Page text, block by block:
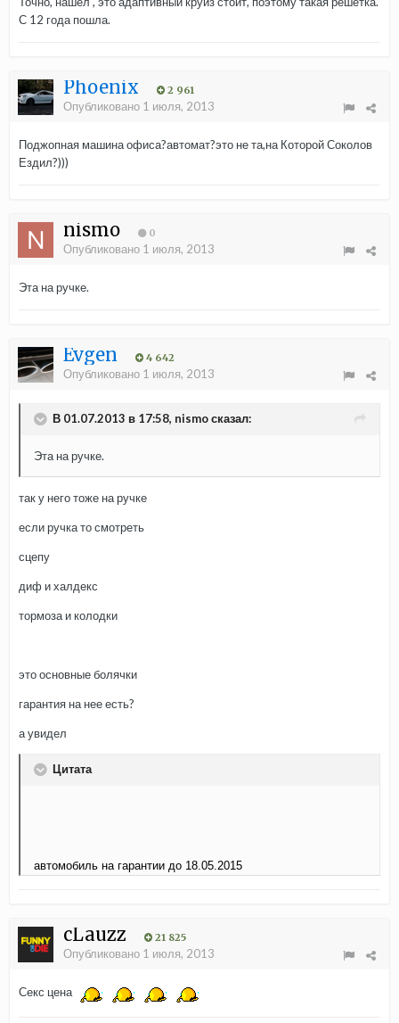
С 12 года пошла.
Phoenix 2 961
Опубликовано 1 июля, 2013
Поджопная машина офиса?автомат?это не та,на Которой Соколов
Ездил?)))
nismo 0
Опубликовано 1 июля, 2013
Эта на ручке.
Evgen 4 642
Опубликовано 1 июля, 2013
В 01.07.2013 в 17:58, nismo сказал:
Эта на ручке.
так у него тоже на ручке
если ручка то смотреть
сцепу
диф и халдекс
тормоза и колодки
это основные болячки
гарантия на нее есть?
а увидел
Цитата
автомобиль на гарантии до 18.05.2015
cLauzz 21 825
Опубликовано 1 июля, 2013
Секс цена